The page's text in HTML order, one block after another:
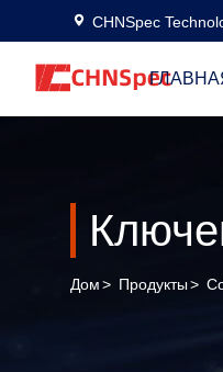
CHNSpec
Дом> Продукты>